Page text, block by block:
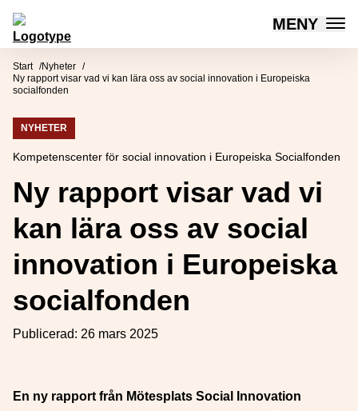
Hoppa till innehåll
Mötesplatsen Social Innovation MENY
Start
Nyheter
Ny rapport visar vad vi kan lära oss av social innovation i Europeiska
socialfonden
NYHETER
Kompetenscenter för social innovation i Europeiska Socialfonden
Ny rapport visar vad vi
kan lära oss av social
innovation i Europeiska
socialfonden
Publicerad: 26 mars 2025
En ny rapport från Mötesplats Social Innovation